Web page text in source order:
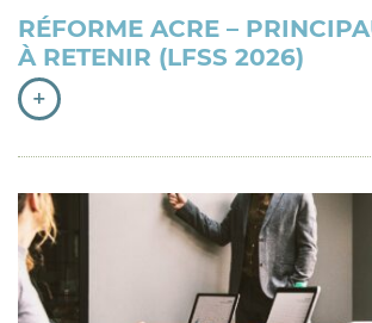
RÉFORME ACRE –
À RETENIR (LFSS 2026)
+